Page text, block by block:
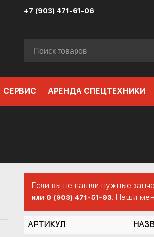
+7 (903) 471-61-06
СЕРВИС АРЕНДА СПЕЦТЕХНИКИ
Если вы не нашли нужные
или 8 (903) 471-51-93. Наши
АРТИКУЛ